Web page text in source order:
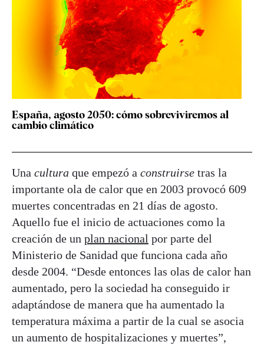
España, agosto 2050: cómo sobreviviremos al
cambio climático
Una cultura que empezó a construirse tras la
importante ola de calor que en 2003 provocó 609
muertes concentradas en 21 días de agosto.
Aquello fue el inicio de actuaciones como la
creación de un plan nacional por parte del
Ministerio de Sanidad que funciona cada año
desde 2004. “Desde entonces las olas de calor han
aumentado, pero la sociedad ha conseguido ir
adaptándose de manera que ha aumentado la
temperatura máxima a partir de la cual se asocia
un aumento de hospitalizaciones y muertes”,